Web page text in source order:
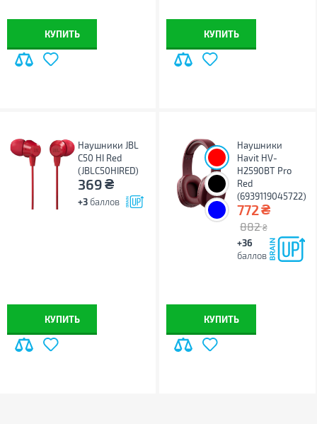
КУПИТЬ КУПИТЬ
Наушники JBL
C50 HI Red
(JBLC50HIRED)
369₴
+3 баллов
КУПИТЬ
Наушники
Havit HV-
H2590BT Pro
Red
(6939119045722)
772₴
882 ₴
+36
баллов
КУПИТЬ